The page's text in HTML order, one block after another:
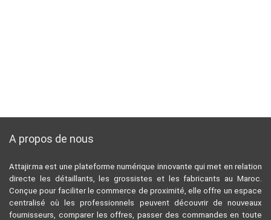
A propos de nous
Attajir.ma est une plateforme numérique innovante qui met en relation
directe les détaillants, les grossistes et les fabricants au Maroc.
Conçue pour faciliter le commerce de proximité, elle offre un espace
centralisé où les professionnels peuvent découvrir de nouveaux
fournisseurs, comparer les offres, passer des commandes en toute